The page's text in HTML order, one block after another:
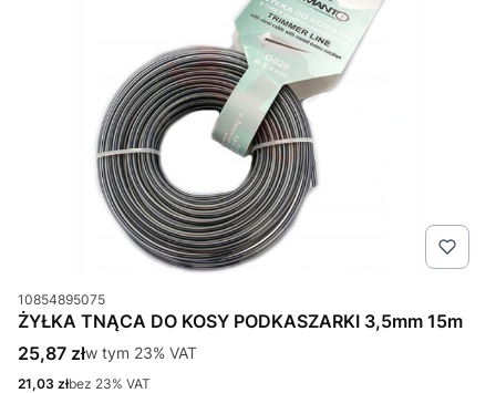
Kod produktu
10854895075
ŻYŁKA TNĄCA DO KOSY PODKASZARKI 3,5mm 15m
Cena brutto
25,87 złw tym %s VAT
w tym 23% VAT
Cena netto
21,03 złbez 23% VAT